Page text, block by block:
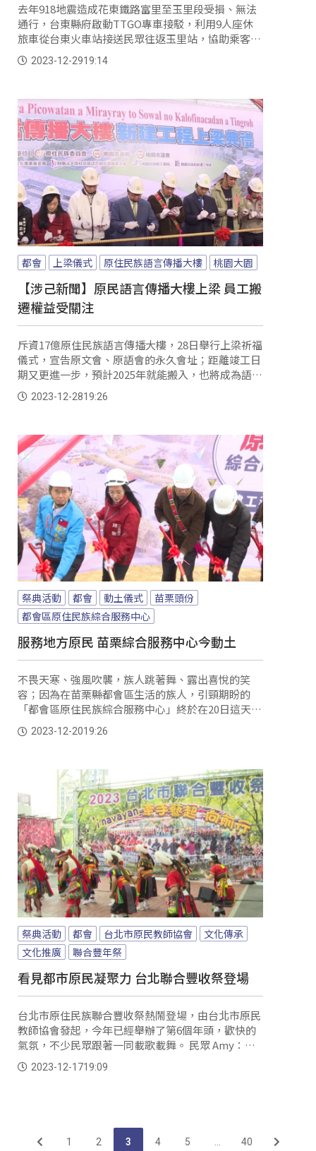
去年918地震造成花東鐵路富里至玉里段受損、無法
通行，台東縣府啟動TTGO專車接駁，利用9人座休
旅車從台東火車站接送民眾往返玉里站，協助乘客往
返北東；如今縣府宣布將升級2.0服務，以相同模式
擴大提供全縣15鄉鎮居民點到點預約接駁，民眾只要
方。
2023-12-2919:14
都會 上梁儀式 原住民族語言傳播大樓 桃園大園
【涉己新聞】原民語言傳播大樓上梁 員工搬
遷權益受關注
斥資17億原住民族語言傳播大樓，28日舉行上梁祈福
儀式，宣告原文會、原語會的永久會址；距離竣工日
期又更進一步，預計2025年就能搬入，也將成為語言
傳播的文化重鎮。
2023-12-2819:26
祭典活動 都會 動土儀式
苗栗頭份
都會區原住民族綜合服務中心
服務地方原民 苗栗綜合服務中心今動土
不畏天寒、強風吹襲，族人跳著舞、露出喜悅的笑
容；因為在苗栗縣都會區生活的族人，引頸期盼的
「都會區原住民族綜合服務中心」終於在20日這天舉
行了動土典禮。
2023-12-2019:26
祭典活動 都會 台北市原民教師協會
文化傳承
文化推廣
聯合豐年祭
看見都市原民凝聚力 台北聯合豐收祭登場
台北市原住民族聯合豐收祭熱鬧登場，由台北市原民
教師協會發起，今年已經舉辦了第6個年頭，歡快的
氣氛，不少民眾跟著一同載歌載舞。 民眾 Amy：
「非常開心，因為這個我們原住民豐年祭辦得非常
棒。2023-12-1719:09
1 2 3 4 5 ... 40